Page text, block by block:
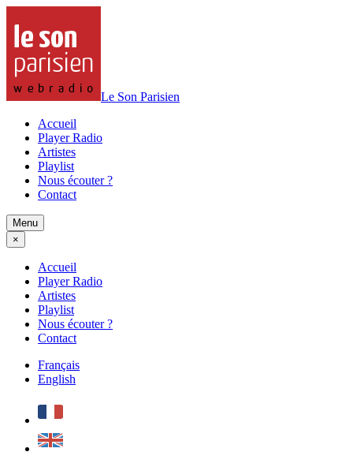
Le Son Parisien
Accueil
Player Radio
Artistes
Playlist
Nous écouter ?
Contact
Menu
×
Accueil
Player Radio
Artistes
Playlist
Nous écouter ?
Contact
Français
English